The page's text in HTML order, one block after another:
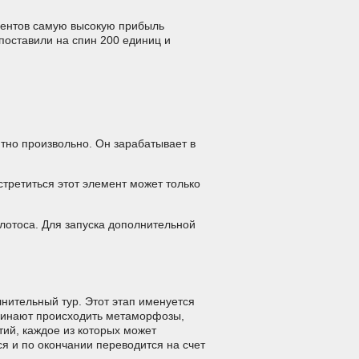
самую высокую прибыль
на спин 200 единиц и
произвольно. Он зарабатывает в
этот элемент может только
Для запуска дополнительной
тур. Этот этап именуется
происходить метаморфозы,
каждое из которых может
и по окончании переводится на счет